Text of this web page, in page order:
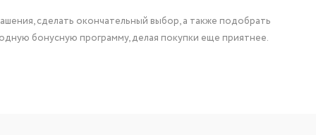
сделать окончательный выбор, а также подобрать
бонусную программу, делая покупки еще приятнее.